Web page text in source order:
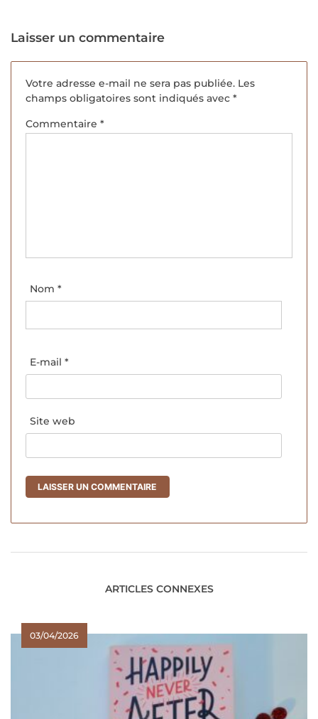
Laisser un commentaire
Votre adresse e-mail ne sera pas publiée. Les
champs obligatoires sont indiqués avec *
Commentaire *
Nom *
E-mail *
Site web
ARTICLES CONNEXES
03/04/2026